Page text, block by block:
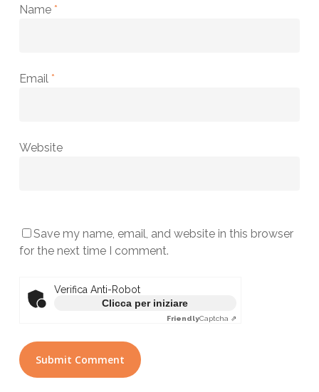
Name *
Email *
Website
Save my name, email, and website in this browser
for the next time I comment.
Verifica Anti-Robot
Clicca per iniziare
FriendlyCaptcha ⇗